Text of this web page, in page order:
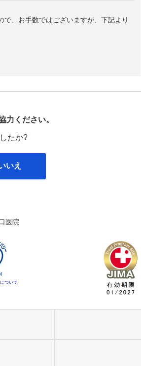
、お手数ではございますが、下記より
力ください。
たか?
いえ
医院
ついて